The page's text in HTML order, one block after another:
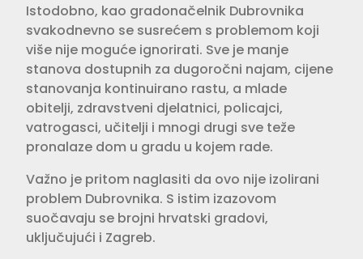
Istodobno, kao gradonačelnik Dubrovnika
svakodnevno se susrećem s problemom koji
više nije moguće ignorirati. Sve je manje
stanova dostupnih za dugoročni najam, cijene
stanovanja kontinuirano rastu, a mlade
obitelji, zdravstveni djelatnici, policajci,
vatrogasci, učitelji i mnogi drugi sve teže
pronalaze dom u gradu u kojem rade.
Važno je pritom naglasiti da ovo nije izolirani
problem Dubrovnika. S istim izazovom
suočavaju se brojni hrvatski gradovi,
uključujući i Zagreb.